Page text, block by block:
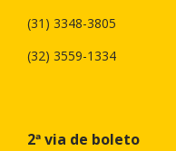
(31) 3348-3805
(32) 3559-1334
2ª via de boleto